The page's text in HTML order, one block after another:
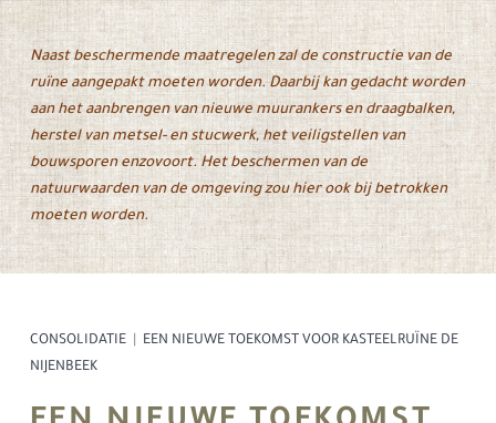
Naast beschermende maatregelen zal de constructie van de
ruïne aangepakt moeten worden. Daarbij kan gedacht worden
aan het aanbrengen van nieuwe muurankers en draagbalken,
herstel van metsel- en stucwerk, het veiligstellen van
bouwsporen enzovoort. Het beschermen van de
natuurwaarden van de omgeving zou hier ook bij betrokken
moeten worden.
CONSOLIDATIE| EEN NIEUWE TOEKOMST VOOR KASTEELRUÏNE DE
NIJENBEEK